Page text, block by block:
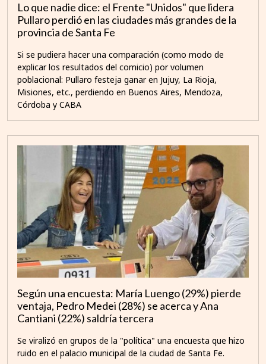
Lo que nadie dice: el Frente "Unidos" que lidera
Pullaro perdió en las ciudades más grandes de la
provincia de Santa Fe
Si se pudiera hacer una comparación (como modo de
explicar los resultados del comicio) por volumen
poblacional: Pullaro festeja ganar en Jujuy, La Rioja,
Misiones, etc., perdiendo en Buenos Aires, Mendoza,
Córdoba y CABA
Según una encuesta: María Luengo (29%) pierde
ventaja, Pedro Medei (28%) se acerca y Ana
Cantiani (22%) saldría tercera
Se viralizó en grupos de la "política" una encuesta que hizo
ruido en el palacio municipal de la ciudad de Santa Fe.